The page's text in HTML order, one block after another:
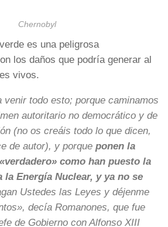
Chernobyl
es una peligrosa
los daños que podría generar al
vivos.
venir todo esto; porque caminamos
autoritario no democrático y de
(no os creáis todo lo que dicen,
de autor), y porque ponen la
como han puesto la
la Energía Nuclear, y ya no se
Ustedes las Leyes y déjenme
, decía Romanones, que fue
de Gobierno con Alfonso XIII